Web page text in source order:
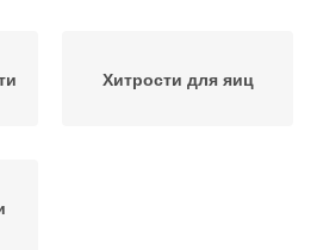
Хитрости для яиц